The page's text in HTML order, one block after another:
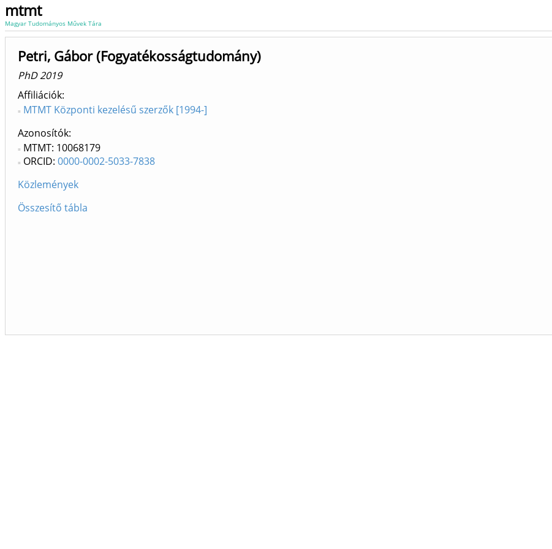
mtmt
Magyar Tudományos Művek Tára
Petri, Gábor (Fogyatékosságtudomány)
PhD 2019
Affiliációk
MTMT Központi kezelésű szerzők [1994-]
Azonosítók
MTMT: 10068179
ORCID: 0000-0002-5033-7838
Közlemények
Összesítő tábla